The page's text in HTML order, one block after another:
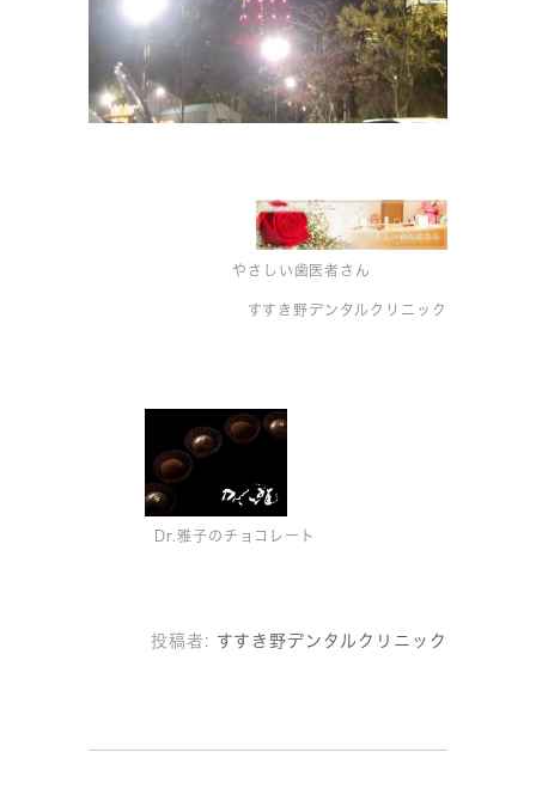
やさしい歯医者さん
すすき野デンタルクリニック
Dr.雅子のチョコレート
投稿者: すすき野デンタルクリニック